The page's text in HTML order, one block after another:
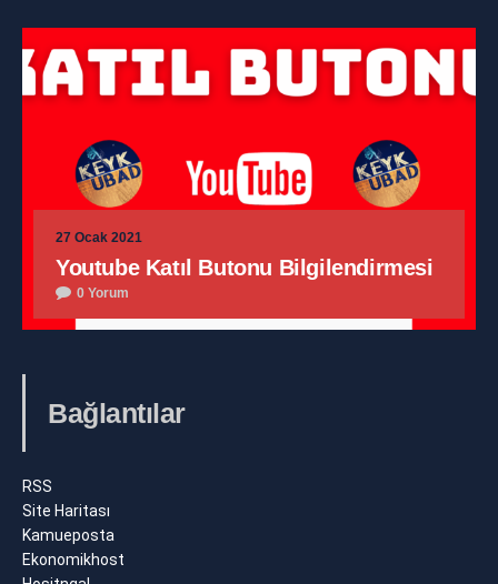
27 Ocak 2021
Youtube Katıl Butonu Bilgilendirmesi
0 Yorum
Bağlantılar
RSS
Site Haritası
Kamueposta
Ekonomikhost